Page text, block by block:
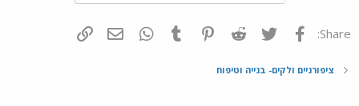
Share: פייסבוק Twitter
Reddit
Pinterest
Tumblr
WhatsAppדואר אלקטרוני
ציפורניים ולקים- בנייה וטיפוח